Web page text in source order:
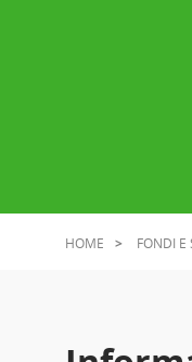
HOME FONDI E